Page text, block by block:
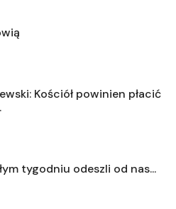
Kościół powinien płacić
tygodniu odeszli od nas...